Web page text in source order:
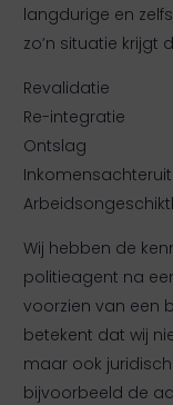
langdurige en
zo’n situatie krijgt
Revalidatie
Re-integratie
Ontslag
Wij hebben de
politieagent na
voorzien van een
betekent dat wij
maar ook
bijvoorbeeld de